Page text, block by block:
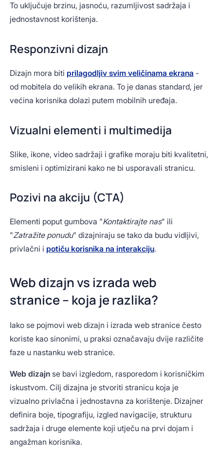
To uključuje brzinu, jasnoću, razumljivost sadržaja i
jednostavnost korištenja.
Responzivni dizajn
Dizajn mora biti prilagodljiv svim veličinama ekrana -
od mobitela do velikih ekrana. To je danas standard, jer
većina korisnika dolazi putem mobilnih uređaja.
Vizualni elementi i multimedija
Slike, ikone, video sadržaji i grafike moraju biti kvalitetni,
smisleni i optimizirani kako ne bi usporavali stranicu.
Pozivi na akciju (CTA)
Elementi poput gumbova "Kontaktirajte nas" ili
"Zatražite ponudu" dizajniraju se tako da budu vidljivi,
privlačni i potiču korisnika na interakciju.
Web dizajn vs izrada web
stranice – koja je razlika?
Iako se pojmovi web dizajn i izrada web stranice često
koriste kao sinonimi, u praksi označavaju dvije različite
faze u nastanku web stranice.
Web dizajn se bavi izgledom, rasporedom i korisničkim
iskustvom. Cilj dizajna je stvoriti stranicu koja je
vizualno privlačna i jednostavna za korištenje. Dizajner
definira boje, tipografiju, izgled navigacije, strukturu
sadržaja i druge elemente koji utječu na prvi dojam i
angažman korisnika.